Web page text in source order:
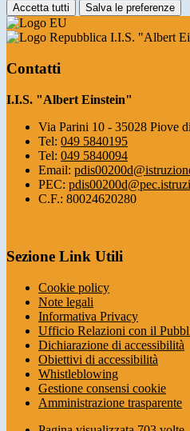
Accetta tutti Salva le preferenze
I.I.S. "Albert
Contatti
I.I.S. "Albert Einstein"
Via Parini 10 - 35028 Piove
Tel: 049 5840195
Tel: 049 5840094
Email:
PEC:
C.F.: 80024620280
Sezione Link Utili
Cookie policy
Note legali
Informativa Privacy
Ufficio Relazioni con il
Dichiarazione di accessibilità
Obiettivi di accessibilità
Whistleblowing
Gestione consensi cookie
Amministrazione trasparente